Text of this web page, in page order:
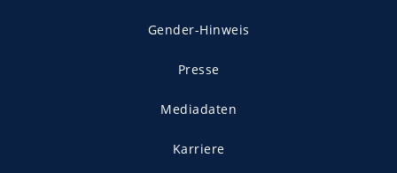
Gender-Hinweis
Presse
Mediadaten
Karriere